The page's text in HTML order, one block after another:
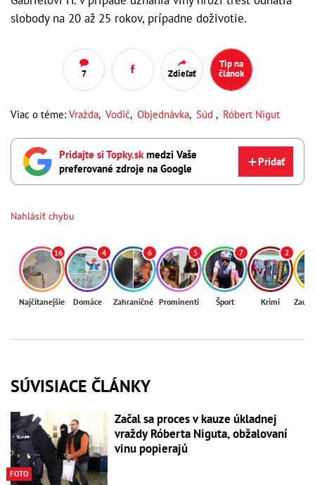
slobody na 20 až 25 rokov, prípadne doživotie.
7 Zdieľať
Tip na
článok
Viac o téme: Vražda, Vodič, Objednávka, Súd , Róbert Nigut
Pridajte si Topky.sk medzi Vaše
preferované zdroje na Google
Pridať
Nahlásiť chybu
16
Najčítanejšie
4
Domáce
6
Zahraničné
5
Prominenti
7
Šport
2
Krimi
SÚVISIACE ČLÁNKY
FOTO
Začal sa proces v kauze úkladnej
vraždy Róberta Niguta, obžalovaní
vinu popierajú